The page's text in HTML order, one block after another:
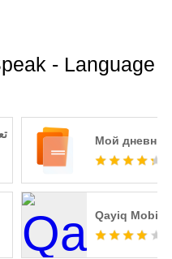
- Language
Мой дневник
Qayiq Mobile